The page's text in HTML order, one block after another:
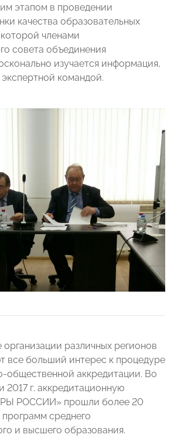
этапом в проведении
качества образовательных
членами
совета объединения
изучается информация,
командой.
различных регионов
все больший интерес к процедуре
общественной аккредитации. Во
2017 г. аккредитационную
РОССИИ» прошли более 20
среднего
и высшего образования.